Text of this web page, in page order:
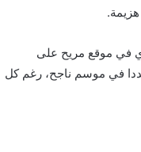
في موقع مريح على
في موسم ناجح، رغم كل